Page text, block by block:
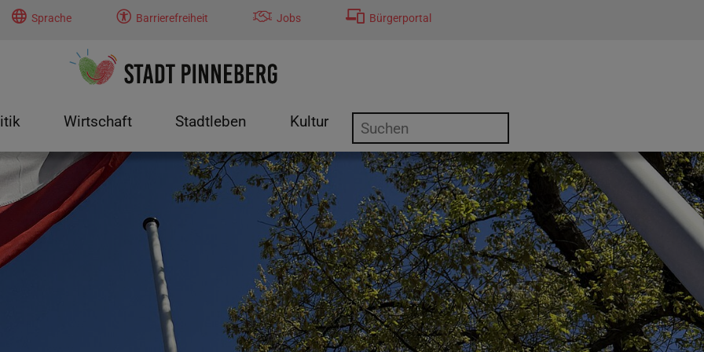
Sprache Barrierefreiheit Jobs Bürgerportal
for "Politik"
Wirtschaft
Submenu for "Wirtschaft"
Stadtleben
Submenu for "Stadtleben"
Kultur
Submenu for "Kultur"